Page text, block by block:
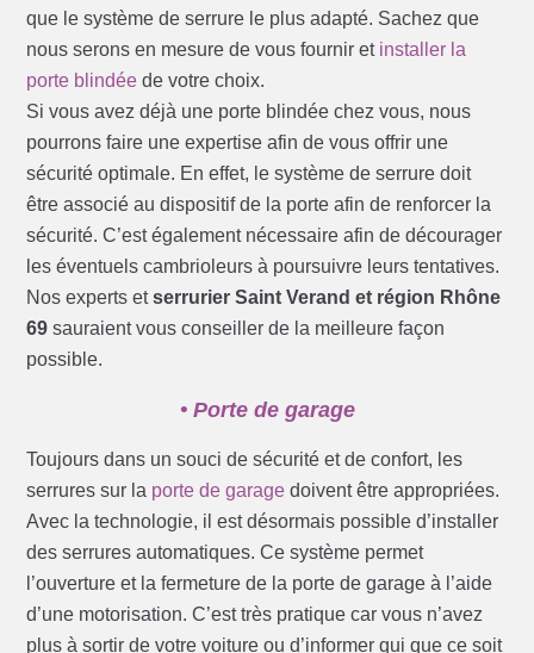
que le système de serrure le plus adapté. Sachez que
nous serons en mesure de vous fournir et installer la
porte blindée de votre choix.
Si vous avez déjà une porte blindée chez vous, nous
pourrons faire une expertise afin de vous offrir une
sécurité optimale. En effet, le système de serrure doit
être associé au dispositif de la porte afin de renforcer la
sécurité. C’est également nécessaire afin de décourager
les éventuels cambrioleurs à poursuivre leurs tentatives.
Nos experts etserrurier Saint Verand et région Rhône
69 sauraient vous conseiller de la meilleure façon
possible.
• Porte de garage
Toujours dans un souci de sécurité et de confort, les
serrures sur la porte de garage doivent être appropriées.
Avec la technologie, il est désormais possible d’installer
des serrures automatiques. Ce système permet
l’ouverture et la fermeture de la porte de garage à l’aide
d’une motorisation. C’est très pratique car vous n’avez
plus à sortir de votre voiture ou d’informer qui que ce soit